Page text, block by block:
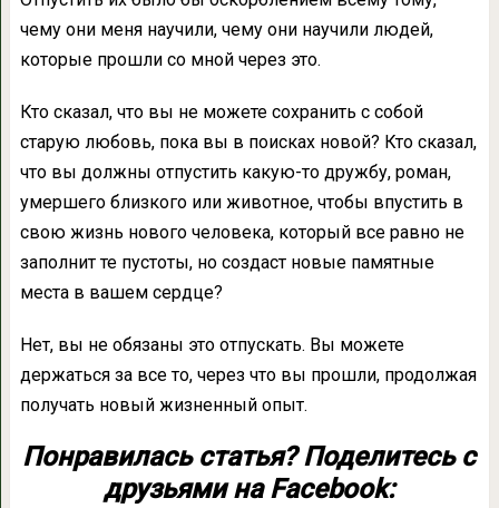
чему они меня научили, чему они научили людей,
которые прошли со мной через это.
Кто сказал, что вы не можете сохранить с собой
старую любовь, пока вы в поисках новой? Кто сказал,
что вы должны отпустить какую-то дружбу, роман,
умершего близкого или животное, чтобы впустить в
свою жизнь нового человека, который все равно не
заполнит те пустоты, но создаст новые памятные
места в вашем сердце?
Нет, вы не обязаны это отпускать. Вы можете
держаться за все то, через что вы прошли, продолжая
получать новый жизненный опыт.
Понравилась статья? Поделитесь с
друзьями на Facebook: